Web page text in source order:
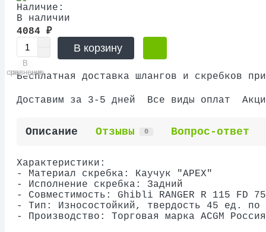
Наличие:
В наличии
4084 ₽
В корзину
В
закладки
В
сравнение
Бесплатная доставка шлангов и скребков
Доставим за 3-5 дней Все виды оплат
Описание Отзывы 0 Вопрос-ответ
Характеристики:
- Материал скребка: Каучук "APEX"
- Исполнение скребка: Задний
- Совместимость: Ghibli RANGER R 115 FD 75
- Тип: Износостойкий, твердость 45 ед. по
- Производство: Торговая марка ACGM Россия